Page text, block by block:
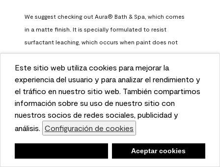
This website uses cookies to enhance user experience
and to analyze performance and traffic on our website.
We also share information about your use of our site
with our social media, advertising, and analytics
partners. Cookie Settings
Accept Cookies
Este sitio web utiliza cookies para mejorar la
experiencia del usuario y para analizar el rendimiento y
el tráfico en nuestro sitio web. También compartimos
información sobre su uso de nuestro sitio con
nuestros socios de redes sociales, publicidad y
análisis. Configuración de cookies
Aceptar cookies
We suggest checking out Aura® Bath & Spa, which comes
in a matte finish. It is specially formulated to resist
surfactant leaching, which occurs when paint does not
have enough time to fully cure before being exposed to
high humidity. To learn more, feel free to check it out here:
https://www.benjaminmoore.com/en-us/interior-exterior-
paints-stains/product-catalog/abs/aura-bath-and-spa-
paint
Benjamin Moore Support
a month ago